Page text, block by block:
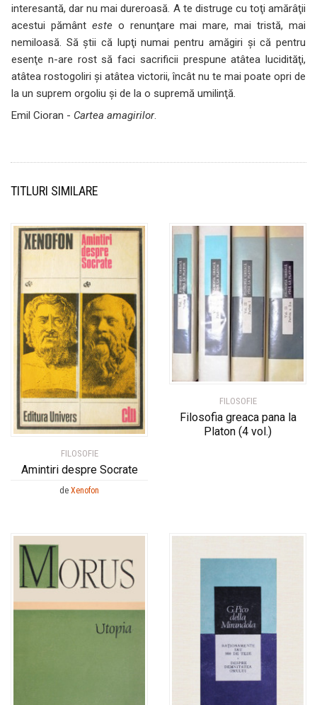
interesantă, dar nu mai dureroasă. A te distruge cu toţi amărâţii
acestui pământ esteo renunţare mai mare, mai tristă, mai
nemiloasă. Să ştii că lupţi numai pentru amăgiri şi că pentru
esenţe n-are rost să faci sacrificii prespune atâtea lucidităţi,
atâtea rostogoliri şi atâtea victorii, încât nu te mai poate opri de
la un suprem orgoliu şi de la o supremă umilinţă.
Emil Cioran - Cartea amagirilor.
TITLURI SIMILARE
FILOSOFIE
Amintiri despre Socrate
de Xenofon
FILOSOFIE
Filosofia greaca pana la
Platon (4 vol.)